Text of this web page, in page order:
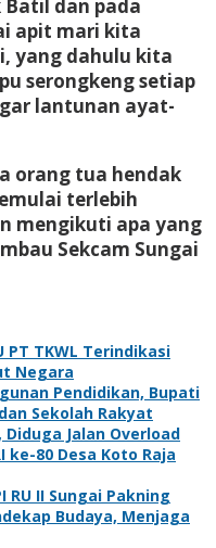
dan pada
apit mari kita
yang dahulu kita
serongkeng setiap
lantunan ayat-
orang tua hendak
terlebih
mengikuti apa yang
Sekcam Sungai
PT TKWL Terindikasi
Negara
Pendidikan, Bupati
Sekolah Rakyat
Diduga Jalan Overload
ke-80 Desa Koto Raja
RU II Sungai Pakning
Budaya, Menjaga